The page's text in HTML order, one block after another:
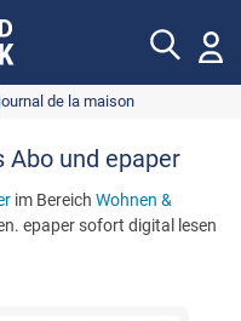
de la maison
Abo und epaper
im Bereich Wohnen &
epaper sofort digital lesen